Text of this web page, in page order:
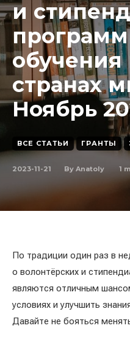
и
обучения
странах
Ноябрь
ВСЕ СТАТЬИ ГРАНТЫ
2023-11-21 By Anatoly 1
По традиции один раз в
о волонтёрских и
являются отличным
условиях и улучшить
Давайте не бояться